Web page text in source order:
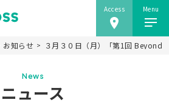
Access Menu
Qrossについて
構
お知らせ ３月３０日（月）「第1回 Beyond
News
ニュース